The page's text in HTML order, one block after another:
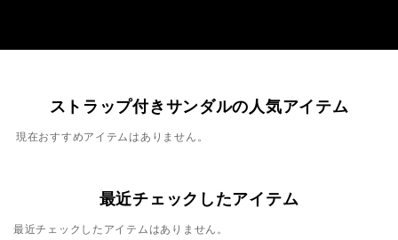
ストラップ付きサンダルの人気アイテム
現在おすすめアイテムはありません。
最近チェックしたアイテム
最近チェックしたアイテムはありません。